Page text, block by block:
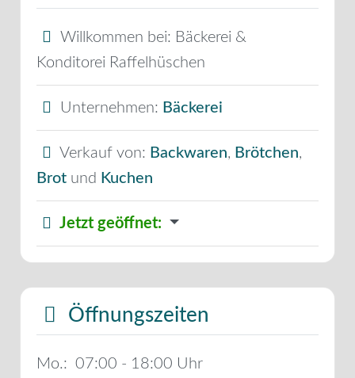
Willkommen bei: Bäckerei &
Konditorei Raffelhüschen
Unternehmen: Bäckerei
Verkauf von: Backwaren, Brötchen,
Brot und Kuchen
Jetzt geöffnet:
Öffnungszeiten
Mo.: 07:00 - 18:00